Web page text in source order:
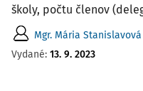
školy, počtu členov
Mgr. Mária Stanislavová
Vydané: 13. 9. 2023